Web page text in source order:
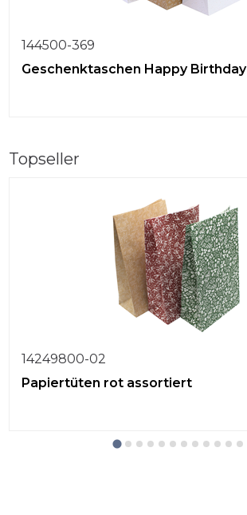
144500-369
Geschenktaschen Happy Birthday
Topseller
14249800-02
Papiertüten rot assortiert